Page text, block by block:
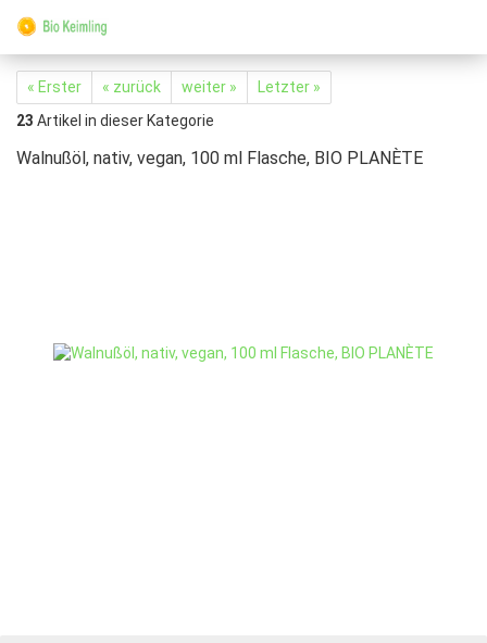
« Erster « zurück weiter »
Letzter »
23 Artikel in dieser Kategorie
Walnußöl, nativ, vegan, 100 ml Flasche, BIO PLANÈTE